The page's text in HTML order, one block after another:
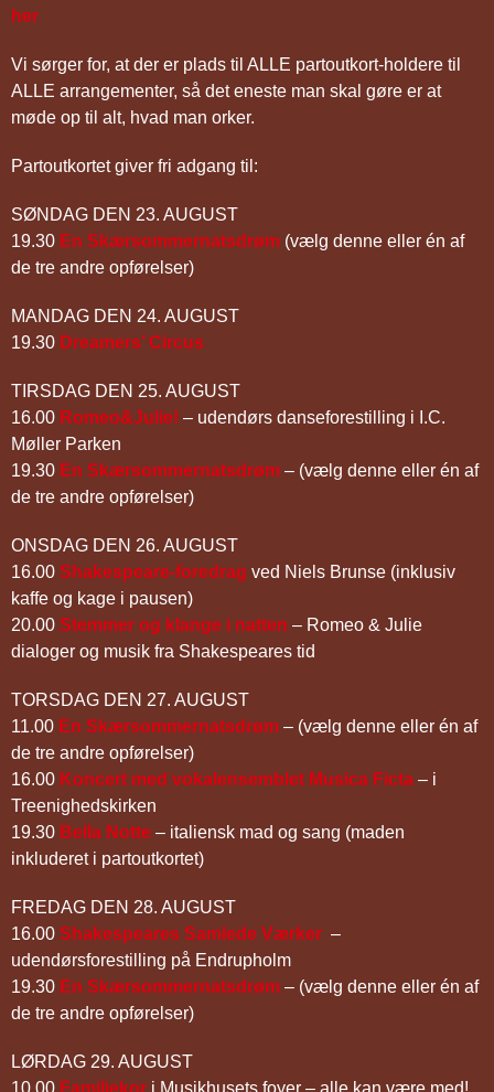
her
Vi sørger for, at der er plads til ALLE partoutkort-holdere til
ALLE arrangementer, så det eneste man skal gøre er at
møde op til alt, hvad man orker.
Partoutkortet giver fri adgang til:
SØNDAG DEN 23. AUGUST
19.30 En Skærsommernatsdrøm (vælg denne eller én af
de tre andre opførelser)
MANDAG DEN 24. AUGUST
19.30 Dreamers’ Circus
TIRSDAG DEN 25. AUGUST
16.00 Romeo&Julie! – udendørs danseforestilling i I.C.
Møller Parken
19.30 En Skærsommernatsdrøm – (vælg denne eller én af
de tre andre opførelser)
ONSDAG DEN 26. AUGUST
16.00 Shakespeare-foredrag ved Niels Brunse (inklusiv
kaffe og kage i pausen)
20.00 Stemmer og klange i natten – Romeo & Julie
dialoger og musik fra Shakespeares tid
TORSDAG DEN 27. AUGUST
11.00 En Skærsommernatsdrøm – (vælg denne eller én af
de tre andre opførelser)
16.00 Koncert med vokalensemblet Musica Ficta – i
Treenighedskirken
19.30 Bella Notte – italiensk mad og sang (maden
inkluderet i partoutkortet)
FREDAG DEN 28. AUGUST
16.00 Shakespeares Samlede Værker –
udendørsforestilling på Endrupholm
19.30 En Skærsommernatsdrøm – (vælg denne eller én af
de tre andre opførelser)
LØRDAG 29. AUGUST
10.00 Familiekor i Musikhusets foyer – alle kan være med!